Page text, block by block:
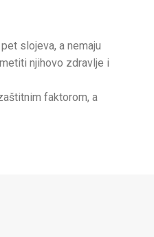
slojeva, a nemaju
njihovo zdravlje i
faktorom, a